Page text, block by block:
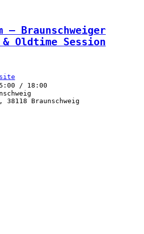
– Braunschweiger
Oldtime Session
/ 18:00
38118 Braunschweig